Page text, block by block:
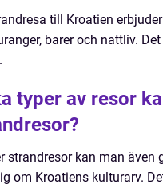
till Kroatien
barer och nattliv.
typer av resor
strandresor kan man
om Kroatiens kulturarv.